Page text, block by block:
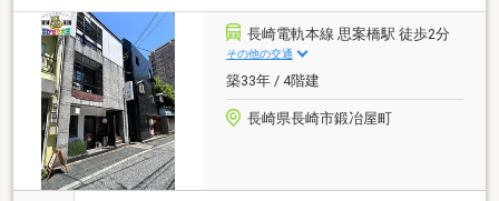
長崎電軌本線 思案橋駅 徒歩2分
その他の交通
築33年 / 4階建
長崎県長崎市鍛冶屋町